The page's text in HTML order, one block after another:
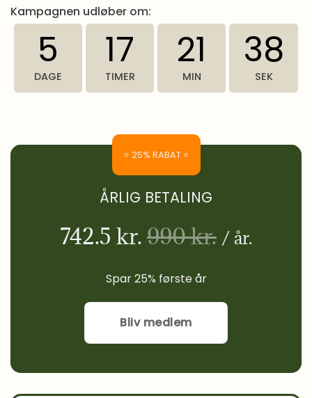
Kampagnen udløber om:
5
DAGE
17
TIMER
21
MIN
38
SEK
⭐ 25% RABAT ⭐
ÅRLIG BETALING
742.5 kr.990 kr. / år.
Spar 25% første år
Bliv medlem